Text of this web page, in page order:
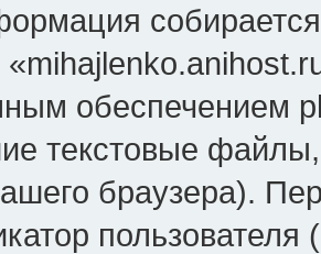
обеспечением
текстовые
браузера).